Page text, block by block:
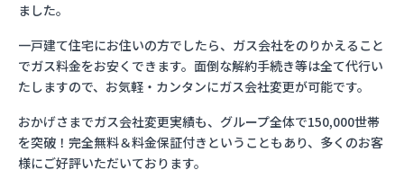
ました。
一戸建て住宅にお住いの方でしたら、ガス会社をのりかえること
でガス料金をお安くできます。面倒な解約手続き等は全て代行い
たしますので、お気軽・カンタンにガス会社変更が可能です。
おかげさまでガス会社変更実績も、グループ全体で150,000世帯
を突破！完全無料＆料金保証付きということもあり、多くのお客
様にご好評いただいております。